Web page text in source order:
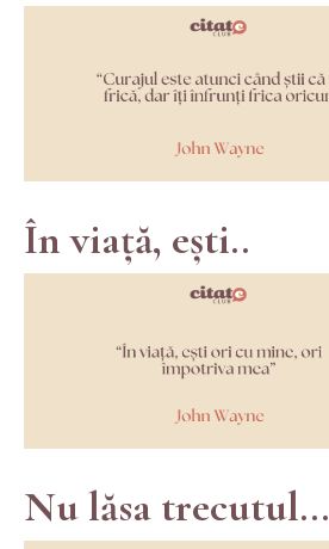
În viață, ești..
Nu lăsa trecutul...